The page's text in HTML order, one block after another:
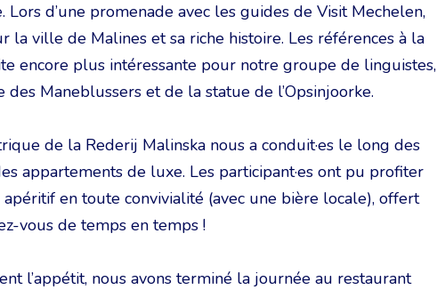
Lors d’une promenade avec les guides de Visit Mechelen,
la ville de Malines et sa riche histoire. Les références à la
encore plus intéressante pour notre groupe de linguistes,
Maneblussers et de la statue de l’Opsinjoorke.
de la Rederij Malinska nous a conduit·es le long des
appartements de luxe. Les participant·es ont pu profiter
en toute convivialité (avec une bière locale), offert
vous de temps en temps !
l’appétit, nous avons terminé la journée au restaurant